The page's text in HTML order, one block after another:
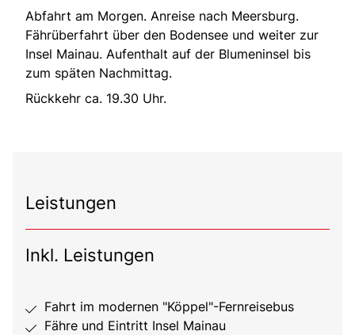
Abfahrt am Morgen. Anreise nach Meersburg.
Fährüberfahrt über den Bodensee und weiter zur
Insel Mainau. Aufenthalt auf der Blumeninsel bis
zum späten Nachmittag.
Rückkehr ca. 19.30 Uhr.
Leistungen
Inkl. Leistungen
Fahrt im modernen "Köppel"-Fernreisebus
Fähre und Eintritt Insel Mainau